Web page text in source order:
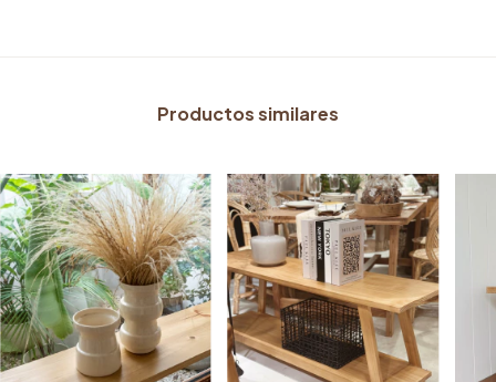
Productos similares